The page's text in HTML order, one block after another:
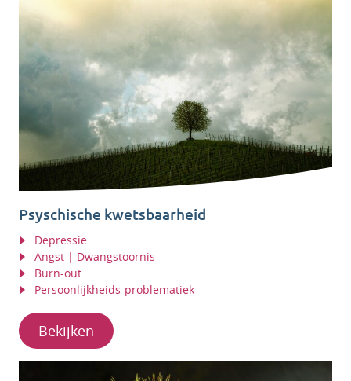
Psyschische kwetsbaarheid
Depressie
Angst | Dwangstoornis
Burn-out
Persoonlijkheids-problematiek
Bekijken